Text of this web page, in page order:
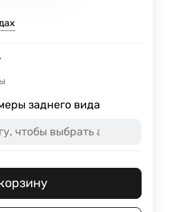
заднего вида